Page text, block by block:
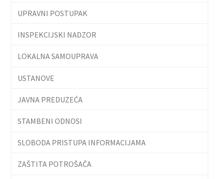
UPRAVNI POSTUPAK
INSPEKCIJSKI NADZOR
LOKALNA SAMOUPRAVA
USTANOVE
JAVNA PREDUZEĆA
STAMBENI ODNOSI
SLOBODA PRISTUPA INFORMACIJAMA
ZAŠTITA POTROŠAČA